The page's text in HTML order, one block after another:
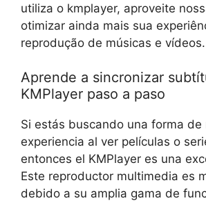
utiliza o kmplayer, aproveite
otimizar ainda mais sua
reprodução de músicas e vídeos.
Aprende a sincronizar
KMPlayer paso a paso
Si estás buscando una forma de
experiencia al ver películas o
entonces el KMPlayer es una
Este reproductor multimedia es
debido a su amplia gama de